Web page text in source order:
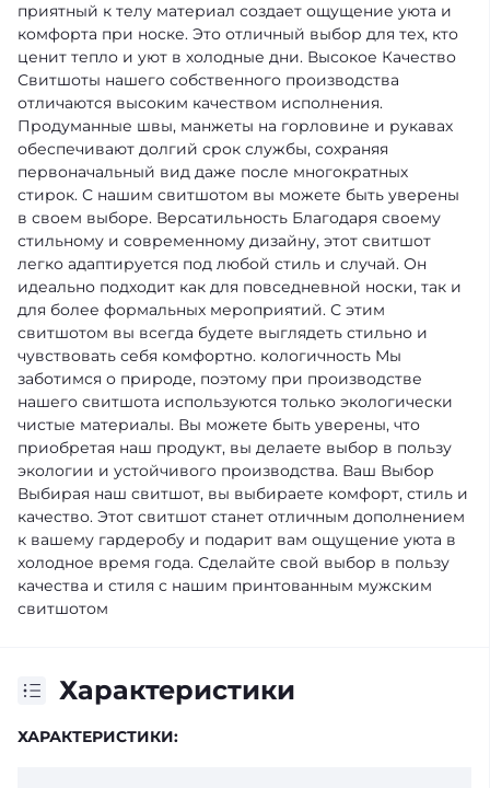
приятный к телу материал создает ощущение уюта и
комфорта при носке. Это отличный выбор для тех, кто
ценит тепло и уют в холодные дни. Высокое Качество
Свитшоты нашего собственного производства
отличаются высоким качеством исполнения.
Продуманные швы, манжеты на горловине и рукавах
обеспечивают долгий срок службы, сохраняя
первоначальный вид даже после многократных
стирок. С нашим свитшотом вы можете быть уверены
в своем выборе. Версатильность Благодаря своему
стильному и современному дизайну, этот свитшот
легко адаптируется под любой стиль и случай. Он
идеально подходит как для повседневной носки, так и
для более формальных мероприятий. С этим
свитшотом вы всегда будете выглядеть стильно и
чувствовать себя комфортно. кологичность Мы
заботимся о природе, поэтому при производстве
нашего свитшота используются только экологически
чистые материалы. Вы можете быть уверены, что
приобретая наш продукт, вы делаете выбор в пользу
экологии и устойчивого производства. Ваш Выбор
Выбирая наш свитшот, вы выбираете комфорт, стиль и
качество. Этот свитшот станет отличным дополнением
к вашему гардеробу и подарит вам ощущение уюта в
холодное время года. Сделайте свой выбор в пользу
качества и стиля с нашим принтованным мужским
свитшотом
Характеристики
ХАРАКТЕРИСТИКИ: